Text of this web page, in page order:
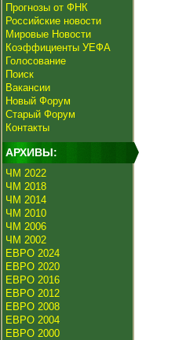
Прогнозы от ФНК
Российские новости
Мировые Новости
Коэффициенты УЕФА
Голосование
Поиск
Вакансии
Новый Форум
Старый Форум
Контакты
АРХИВЫ:
ЧМ 2022
ЧМ 2018
ЧМ 2014
ЧМ 2010
ЧМ 2006
ЧМ 2002
ЕВРО 2024
ЕВРО 2020
ЕВРО 2016
ЕВРО 2012
ЕВРО 2008
ЕВРО 2004
ЕВРО 2000